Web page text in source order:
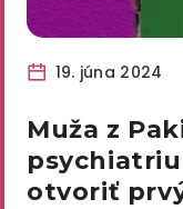
19. júna 2024
Muža z
otvoriť